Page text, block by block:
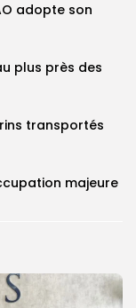
adopte son
plus près des
transportés
majeure